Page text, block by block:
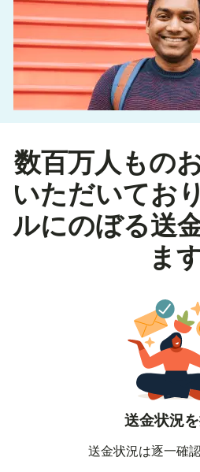
数百万人もの
いただいてお
ルにのぼる送
ま
送金状況
送金状況は逐一確